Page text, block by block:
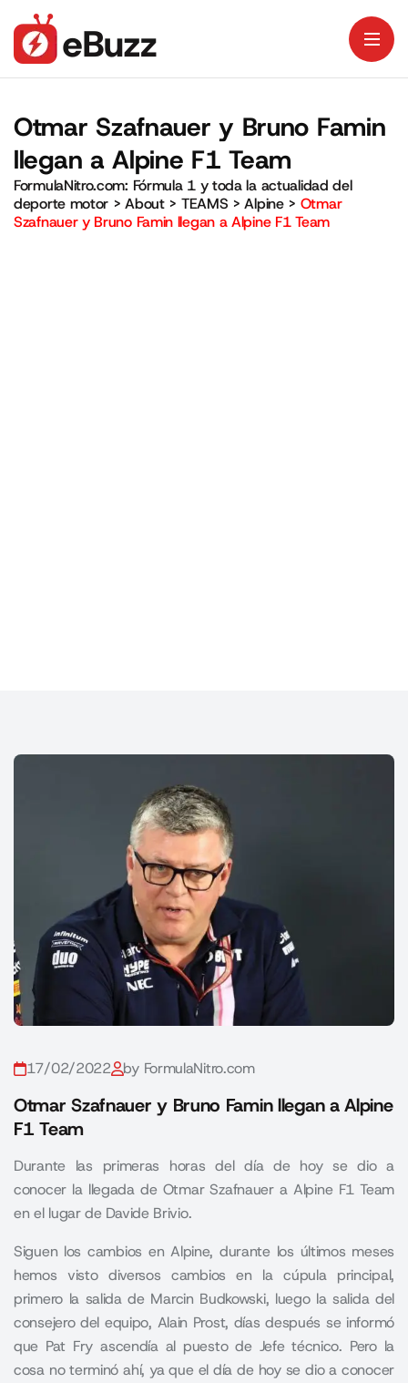
Otmar Szafnauer y Bruno Famin
llegan a Alpine F1 Team
FormulaNitro.com: Fórmula 1 y toda la actualidad del
deporte motor >About> TEAMS >Alpine> Otmar
Szafnauer y Bruno Famin llegan a Alpine F1 Team
17/02/2022 by FormulaNitro.com
Otmar Szafnauer y Bruno Famin llegan a Alpine
F1 Team
Durante las primeras horas del día de hoy se dio a
conocer la llegada de Otmar Szafnauer a Alpine F1 Team
en el lugar de Davide Brivio.
Siguen los cambios en Alpine, durante los últimos meses
hemos visto diversos cambios en la cúpula principal,
primero la salida de Marcin Budkowski, luego la salida del
consejero del equipo, Alain Prost, días después se informó
que Pat Fry ascendía al puesto de Jefe técnico. Pero la
cosa no terminó ahí, ya que el día de hoy se dio a conocer